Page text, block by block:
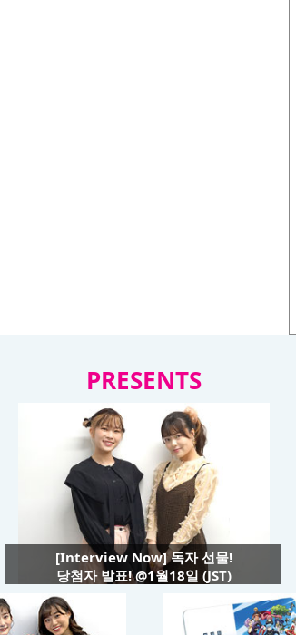
PRESENTS
[Interview Now] 독자 선물!
당첨자 발표! @1월18일 (JST)